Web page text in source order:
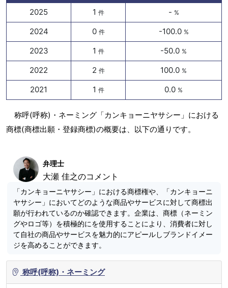
2025
1 件 - %
2024 0 件 -100.0 %
2023 1 件 -50.0 %
2022 2 件 100.0 %
2021 1 件 0.0 %
称呼(呼称)・ネーミング「カンキョーニヤサシー」における
商標(商標出願・登録商標)の概要は、以下の通りです。
弁理士
大瀬 佳之のコメント
「カンキョーニヤサシー」における商標権や、「カンキョーニ
ヤサシー」においてどのような商品やサービスに対して商標出
願が行われているのか確認できます。企業は、商標（ネーミン
グやロゴ等）を積極的にを使用することにより、消費者に対し
て自社の商品やサービスを魅力的にアピールしブランドイメー
ジを高めることができます。
称呼(呼称)・ネーミング